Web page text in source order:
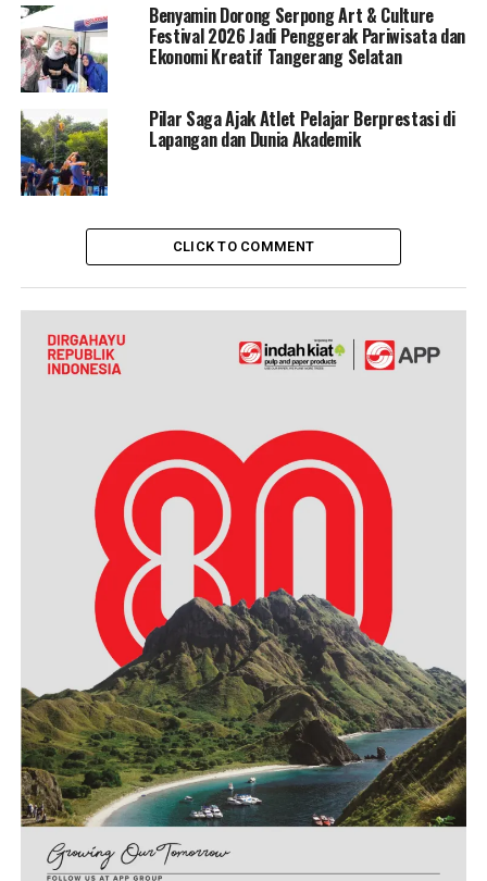
Benyamin Dorong Serpong Art & Culture
Festival 2026 Jadi Penggerak Pariwisata dan
Ekonomi Kreatif Tangerang Selatan
Pilar Saga Ajak Atlet Pelajar Berprestasi di
Lapangan dan Dunia Akademik
CLICK TO COMMENT